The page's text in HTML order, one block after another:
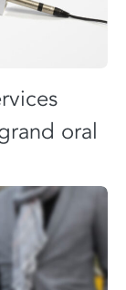
oral